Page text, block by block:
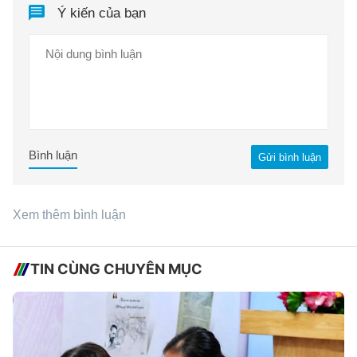
Ý kiến của bạn
Gửi bình luận
Bình luận
Xem thêm bình luận
TIN CÙNG CHUYÊN MỤC